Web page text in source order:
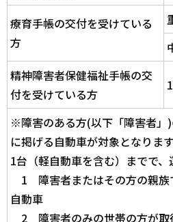
療育手帳の交付を受けている
方
精神障害者保健福祉手帳の交
付を受けている方
※障害のある方(以下「障害者」
に掲げる自動車が対象となりま
1台（軽自動車を含む）までで
1 障害者またはその方の親族
自動車
2 障害者のみの世帯の方が取